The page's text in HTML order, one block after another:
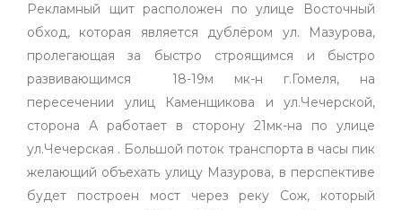
Рекламный щит расположен по улице Восточный
обход, которая является дублёром ул. Мазурова,
пролегающая за быстро строящимся и быстро
развивающимся 18-19м мк-н г.Гомеля, на
пересечении улиц Каменщикова и ул.Чечерской,
сторона А работает в сторону 21мк-на по улице
ул.Чечерская . Большой поток транспорта в часы пик
желающий объехать улицу Мазурова, в перспективе
будет построен мост через реку Сож, который